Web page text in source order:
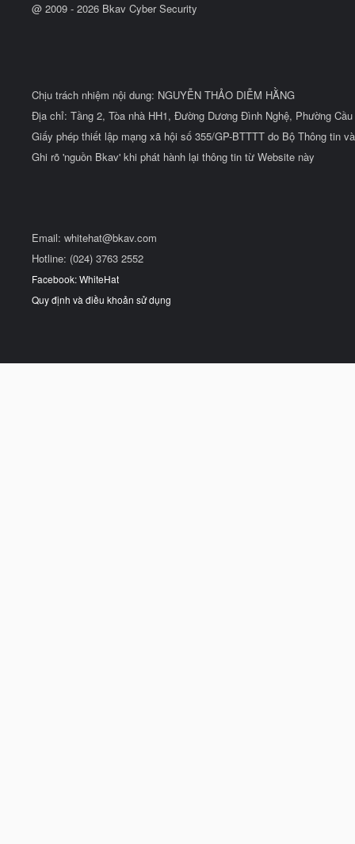
@ 2009 - 2026 Bkav Cyber Security
Chịu trách nhiệm nội dung: NGUYỄN THẢO DIỄM HẰNG
Địa chỉ: Tầng 2, Tòa nhà HH1, Đường Dương Đình Nghệ, Phường
Giấy phép thiết lập mạng xã hội số 355/GP-BTTTT do Bộ Thông tin
Ghi rõ 'nguồn Bkav' khi phát hành lại thông tin từ Website này
Email: whitehat@bkav.com
Hotline: (024) 3763 2552
Facebook: WhiteHat
Quy định và điều khoản sử dụng